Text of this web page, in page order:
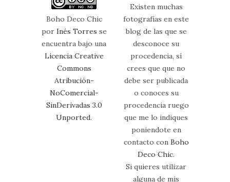
Boho Deco Chic
por Inés Torres se
encuentra bajo una
Licencia Creative
Commons
Atribución-
NoComercial-
SinDerivadas 3.0
Unported.
Existen muchas
fotografías en este
blog de las que se
desconoce su
procedencia, sí
crees que que no
debe ser publicada
o conoces su
procedencia ruego
que me lo indiques
poniendote en
contacto con Boho
Deco Chic.
Si quieres utilizar
alguna de mis